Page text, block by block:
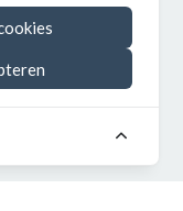
reserved.